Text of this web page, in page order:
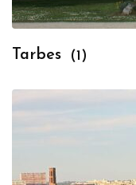
Tarbes (1)